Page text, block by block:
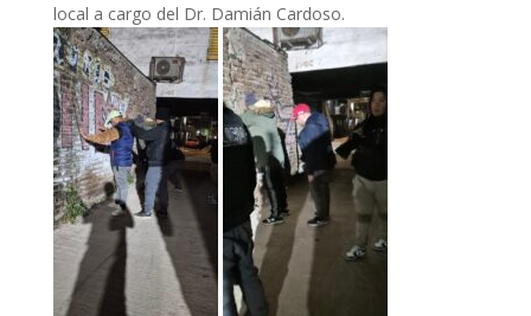
local a cargo del Dr. Damián Cardoso.